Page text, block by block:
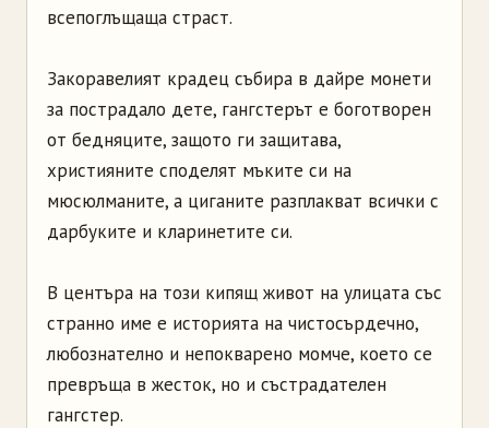
всепоглъщаща страст.
Закоравелият крадец събира в дайре монети
за пострадало дете, гангстерът е боготворен
от бедняците, защото ги защитава,
християните споделят мъките си на
мюсюлманите, а циганите разплакват всички с
дарбуките и кларинетите си.
В центъра на този кипящ живот на улицата със
странно име е историята на чистосърдечно,
любознателно и непокварено момче, което се
превръща в жесток, но и състрадателен
гангстер.